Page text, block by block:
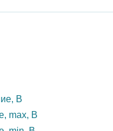
В
max, В